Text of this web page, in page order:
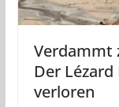
Verdammt
Der
verloren